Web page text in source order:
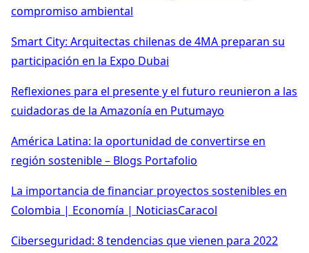
compromiso ambiental
Smart City: Arquitectas chilenas de 4MA preparan su
participación en la Expo Dubai
Reflexiones para el presente y el futuro reunieron a las
cuidadoras de la Amazonía en Putumayo
América Latina: la oportunidad de convertirse en
región sostenible – Blogs Portafolio
La importancia de financiar proyectos sostenibles en
Colombia | Economía | NoticiasCaracol
Ciberseguridad: 8 tendencias que vienen para 2022